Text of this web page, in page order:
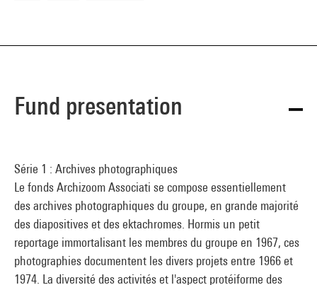
Fund presentation
Série 1 : Archives photographiques
Le fonds Archizoom Associati se compose essentiellement
des archives photographiques du groupe, en grande majorité
des diapositives et des ektachromes. Hormis un petit
reportage immortalisant les membres du groupe en 1967, ces
photographies documentent les divers projets entre 1966 et
1974. La diversité des activités et l'aspect protéiforme des